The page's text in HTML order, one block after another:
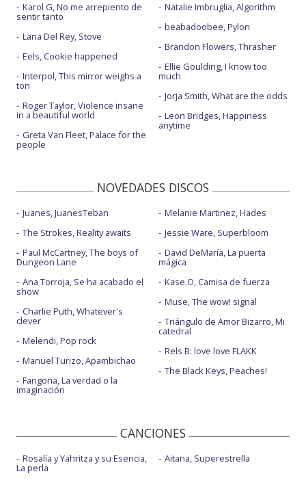
Karol G, No me arrepiento de
sentir tanto
Lana Del Rey, Stove
Eels, Cookie happened
Interpol, This mirror weighs a
ton
Roger Taylor, Violence insane
in a beautiful world
Greta Van Fleet, Palace for the
people
Natalie Imbruglia, Algorithm
beabadoobee, Pylon
Brandon Flowers, Thrasher
Ellie Goulding, I know too
much
Jorja Smith, What are the odds
Leon Bridges, Happiness
anytime
NOVEDADES DISCOS
Juanes, JuanesTeban
The Strokes, Reality awaits
Paul McCartney, The boys of
Dungeon Lane
Ana Torroja, Se ha acabado el
show
Charlie Puth, Whatever's
clever
Melendi, Pop rock
Manuel Turizo, Apambichao
Fangoria, La verdad o la
imaginación
Melanie Martinez, Hades
Jessie Ware, Superbloom
David DeMaría, La puerta
mágica
Kase.O, Camisa de fuerza
Muse, The wow! signal
Triángulo de Amor Bizarro, Mi
catedral
Rels B: love love FLAKK
The Black Keys, Peaches!
CANCIONES
Rosalía y Yahritza y su Esencia,
La perla
Aitana, Superestrella